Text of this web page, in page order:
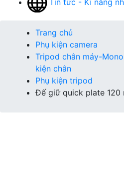
Trang chủ
Phụ kiện camera
Tripod chân máy-
kiện chân
Phụ kiện tripod
Đế giữ quick plate 120